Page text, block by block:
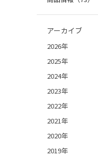
アーカイブ
2026年
2025年
2024年
2023年
2022年
2021年
2020年
2019年